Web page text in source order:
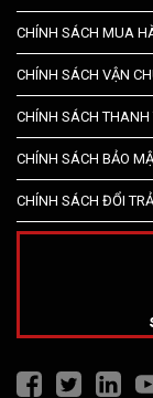
CHÍNH SÁCH MUA
CHÍNH SÁCH VẬN
CHÍNH SÁCH THANH
CHÍNH SÁCH BẢO
CHÍNH SÁCH ĐỔI TRẢ